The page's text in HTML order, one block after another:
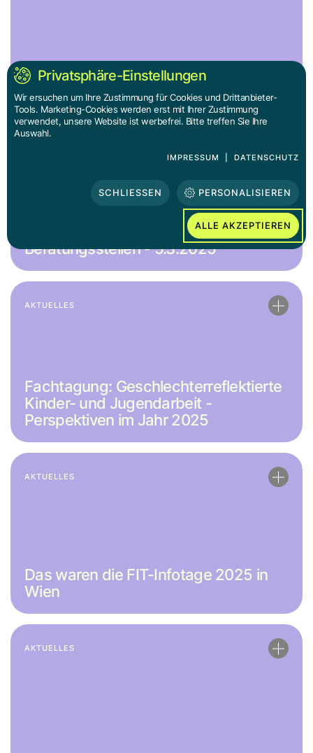
sprungbrett Jahresbericht 2024
AKTUELLES
Pressekonferenz: Expertinnen fordern
finanzielle Absicherung von
Beratungsstellen - 5.3.2025
AKTUELLES
Fachtagung: Geschlechterreflektierte
Kinder- und Jugendarbeit -
Perspektiven im Jahr 2025
AKTUELLES
Das waren die FIT-Infotage 2025 in
Wien
AKTUELLES
Privatsphäre-Einstellungen
Wir ersuchen um Ihre Zustimmung für Cookies und Drittanbieter-
Tools. Marketing-Cookies werden erst mit Ihrer Zustimmung
verwendet, unsere Website ist werbefrei. Bitte treffen Sie Ihre
Auswahl.
IMPRESSUM DATENSCHUTZ
SCHLIESSEN PERSONALISIEREN
ALLE AKZEPTIEREN